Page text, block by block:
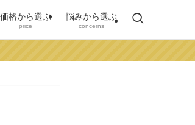
価格から選ぶ
price
悩みから選ぶ
concerns